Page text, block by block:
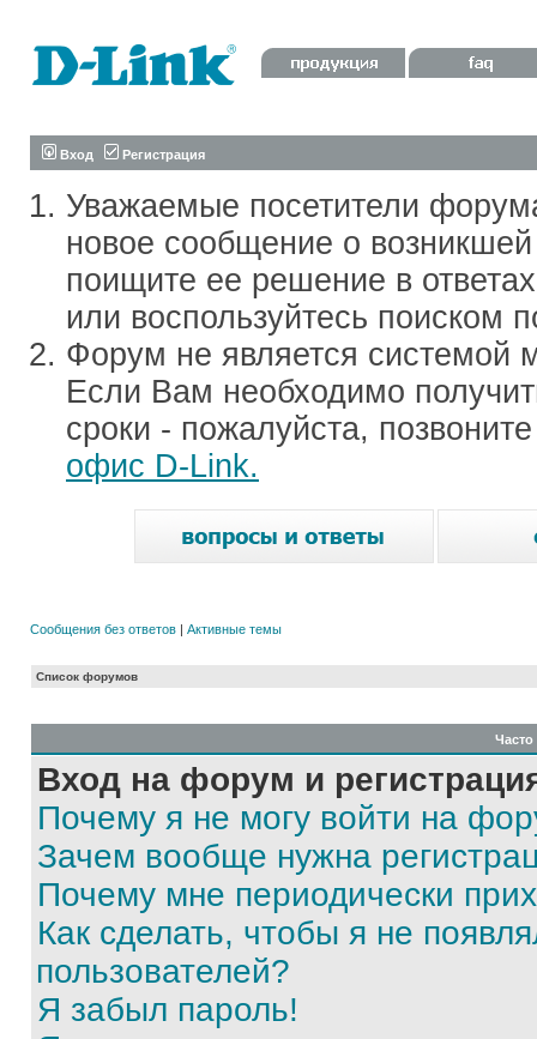
Вход Регистрация
Уважаемые посетители
новое сообщение о
поищите ее решение в
или воспользуйтесь поиском
Форум не является системой
Если Вам необходимо
сроки - пожалуйста,
офис D-Link.
Сообщения без ответов | Активные темы
Список форумов
Вход на форум и
Почему я не могу войти на
Зачем вообще нужна
Почему мне периодически
Как сделать, чтобы я не
пользователей?
Я забыл пароль!